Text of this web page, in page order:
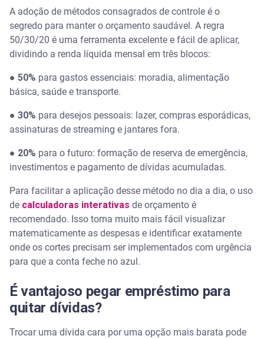
A adoção de métodos consagrados de controle é o
segredo para manter o orçamento saudável. A regra
50/30/20 é uma ferramenta excelente e fácil de aplicar,
dividindo a renda líquida mensal em três blocos:
● 50% para gastos essenciais: moradia, alimentação
básica, saúde e transporte.
● 30% para desejos pessoais: lazer, compras esporádicas,
assinaturas de streaming e jantares fora.
● 20% para o futuro: formação de reserva de emergência,
investimentos e pagamento de dívidas acumuladas.
Para facilitar a aplicação desse método no dia a dia, o uso
de calculadoras interativas de orçamento é
recomendado. Isso torna muito mais fácil visualizar
matematicamente as despesas e identificar exatamente
onde os cortes precisam ser implementados com urgência
para que a conta feche no azul.
É vantajoso pegar empréstimo para
quitar dívidas?
Trocar uma dívida cara por uma opção mais barata pode